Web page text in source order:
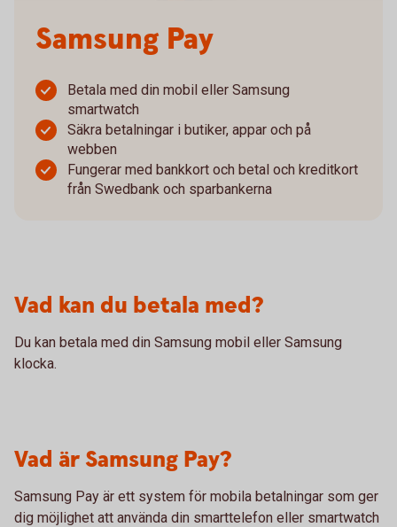
Samsung Pay
Betala med din mobil eller Samsung
smartwatch
Säkra betalningar i butiker, appar och på
webben
Fungerar med bankkort och betal och kreditkort
från Swedbank och sparbankerna
Vad kan du betala med?
Du kan betala med din Samsung mobil eller Samsung
klocka.
Vad är Samsung Pay?
Samsung Pay är ett system för mobila betalningar som ger
dig möjlighet att använda din smarttelefon eller smartwatch